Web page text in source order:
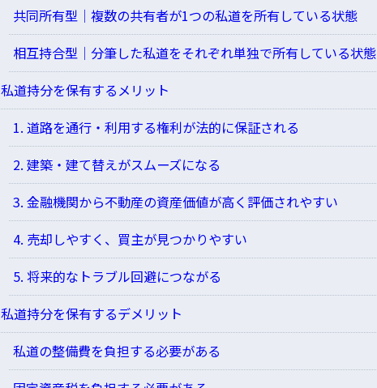
共同所有型│複数の共有者が1つの私道を所有している状態
相互持合型│分筆した私道をそれぞれ単独で所有している状態
私道持分を保有するメリット
1. 道路を通行・利用する権利が法的に保証される
2. 建築・建て替えがスムーズになる
3. 金融機関から不動産の資産価値が高く評価されやすい
4. 売却しやすく、買主が見つかりやすい
5. 将来的なトラブル回避につながる
私道持分を保有するデメリット
私道の整備費を負担する必要がある